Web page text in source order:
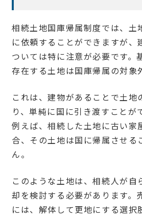
相続土地国庫帰属制度では、土
に依頼することができますが、
ついては特に注意が必要です。
存在する土地は国庫帰属の対象
これは、建物があることで土地
り、単純に国に引き渡すことが
例えば、相続した土地に古い家
合、その土地は国に帰属させる
ん。
このような土地は、相続人が自
却を検討する必要があります。
には、解体して更地にする選択